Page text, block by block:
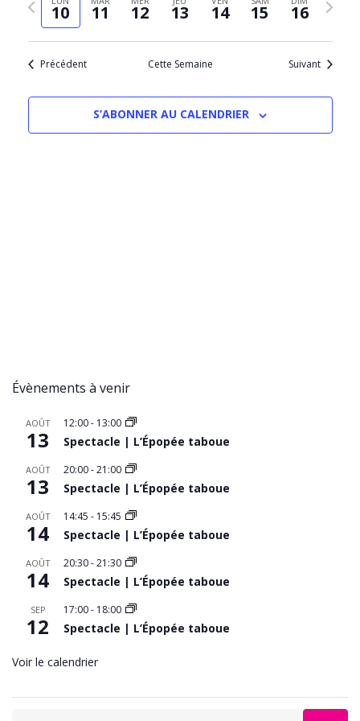
date
10 11 12 13 14 15 16
précédente
Précédent Cette Semaine Suivant
S’ABONNER AU CALENDRIER
Évènements à venir
AOÛT
13
12:00- 13:00
Spectacle | L’Épopée taboue
AOÛT
13
20:00-21:00
Spectacle | L’Épopée taboue
AOÛT
14
14:45 - 15:45
Spectacle | L’Épopée taboue
AOÛT
14
20:30-21:30
Spectacle | L’Épopée taboue
SEP
12
17:00- 18:00
Spectacle | L’Épopée taboue
Voir le calendrier